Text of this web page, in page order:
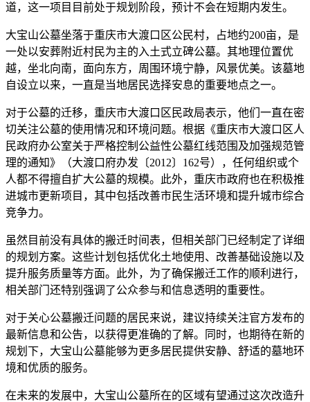
道，这一项目目前处于规划阶段，预计不会在短期内发生。
大宝山公墓坐落于重庆市大渡口区公民村，占地约200亩，是
一处以安葬附近村民为主的入土式立碑公墓。其地理位置优
越，坐北向南，面向东方，周围环境宁静，风景优美。该墓地
自设立以来，一直是当地居民选择安息的重要地点之一。
对于公墓的迁移，重庆市大渡口区民政局表示，他们一直在密
切关注公墓的使用情况和环境问题。根据《重庆市大渡口区人
民政府办公室关于严格控制公益性公墓红线范围及加强规范管
理的通知》（大渡口府办发〔2012〕162号），任何组织或个
人都不得擅自扩大公墓的规模。此外，重庆市政府也在积极推
进城市更新项目，其中包括改善市民生活环境和提升城市综合
竞争力。
虽然目前没有具体的搬迁时间表，但相关部门已经制定了详细
的规划方案。这些计划包括优化土地使用、改善基础设施以及
提升服务质量等方面。此外，为了确保搬迁工作的顺利进行，
相关部门还特别强调了公众参与和信息透明的重要性。
对于关心公墓搬迁问题的居民来说，建议持续关注官方发布的
最新信息和公告，以获得更准确的了解。同时，也期待在新的
规划下，大宝山公墓能够为更多居民提供安静、舒适的墓地环
境和优质的服务。
在未来的发展中，大宝山公墓所在的区域有望通过这次改造升